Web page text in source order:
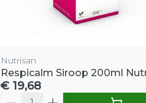
Nutrisan
Respicalm Siroop 200ml
€ 19,68
Aantal